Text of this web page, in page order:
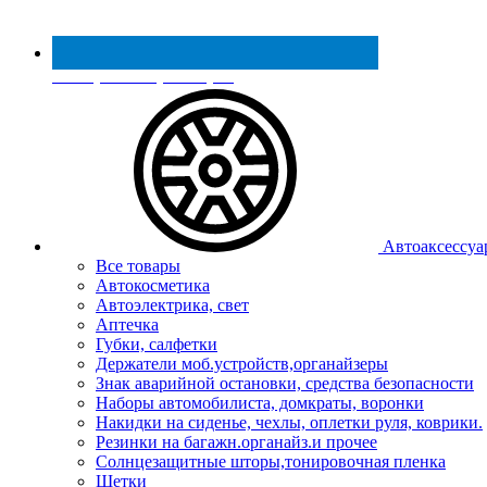
Реестр МинПромТорга
Все товары
Автокосметика
Автоэлектрика, свет
Аптечка
Губки, салфетки
Держатели моб.устройств,органайзеры
Знак аварийной остановки, средства безопасности
Наборы автомобилиста, домкраты, воронки
Накидки на сиденье, чехлы, оплетки руля, коврики.
Резинки на багажн.органайз.и прочее
Солнцезащитные шторы,тонировочная пленка
Щетки